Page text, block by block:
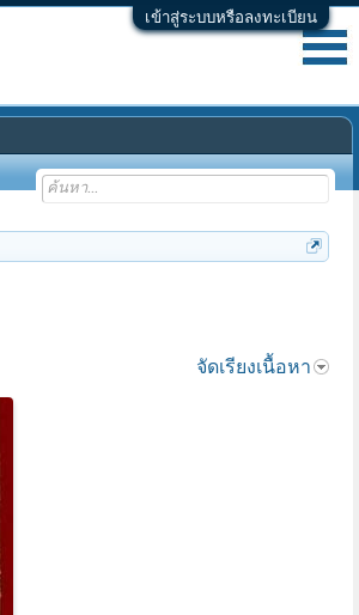
เข้าสู่ระบบหรือลงทะเบียน
จัดเรียงเนื้อหา